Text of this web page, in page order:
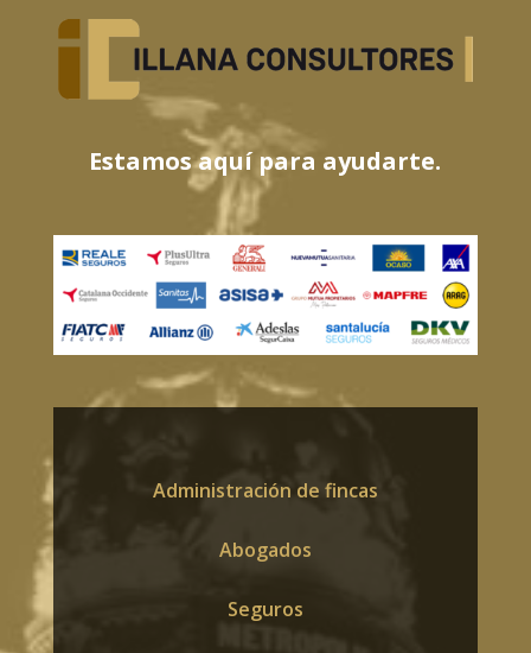
Estamos aquí para ayudarte.
Administración de fincas
Abogados
Seguros